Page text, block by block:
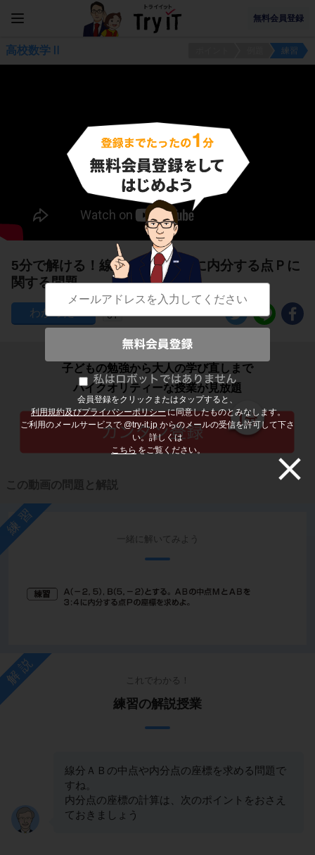
無料会員登録
会員登録をクリックまたはタップすると、
利用規約及びプライバシーポリシーに同意したものとみなします。
ご利用のメールサービスで @try-it.jp からのメールの受信を許可して下さ
い。詳しくは
こちら をご覧ください。
高校数学Ⅱ 練習
5分で解ける！線分ABを ｍ:ｎに内分する点Ｐに
関する問題
61
子どもの勉強から大人の学び直しまで
ハイクオリティーな授業が見放題
この動画の問題と解説
練習
一緒に解いてみよう
解説 これでわかる！
練習の解説授業
線分ＡＢの中点や内分点の座標を求める問題で
すね。
内分点の座標の計算は、次のポイントをおさえ
ておきましょう